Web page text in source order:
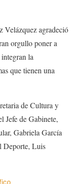
Velázquez agradeció
orgullo poner a
la
que tienen una
de Cultura y
Jefe de Gabinete,
Gabriela García
Deporte, Luis